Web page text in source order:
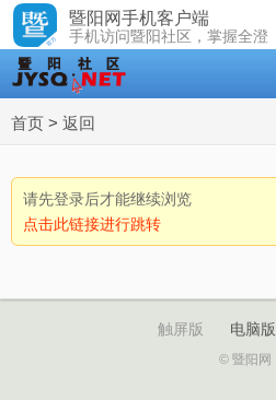
暨阳网手机客户端
手机访问暨阳社区，掌握全澄
首页 > 返回
请先登录后才能继续浏览
点击此链接进行跳转
触屏版 电脑版
© 暨阳网